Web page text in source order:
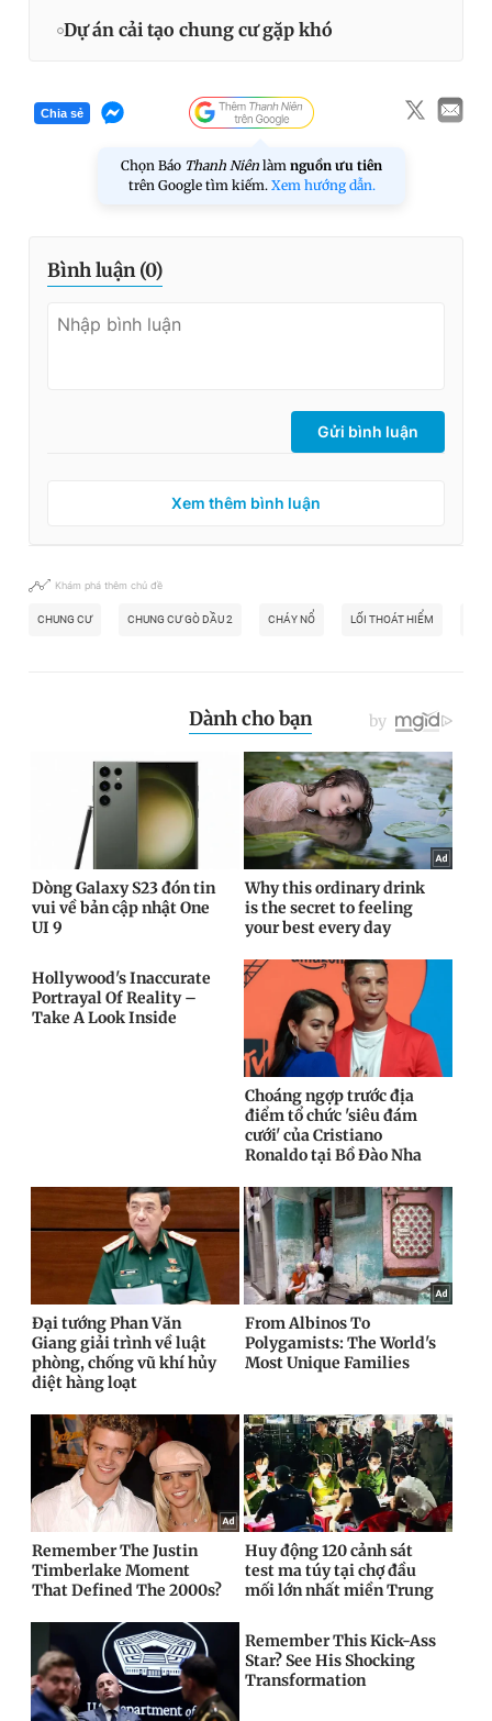
Dự án cải tạo chung cư gặp khó
Chia sẻ
Chọn Báo Thanh Niên làm nguồn ưu tiên
trên Google tìm kiếm. Xem hướng dẫn.
Bình luận (0)
Gửi bình luận
Xem thêm bình luận
Khám phá thêm chủ đề
CHUNG CƯ CHUNG CƯ GÒ DẦU 2 CHÁY NỔ LỐI THOÁT HIỂM